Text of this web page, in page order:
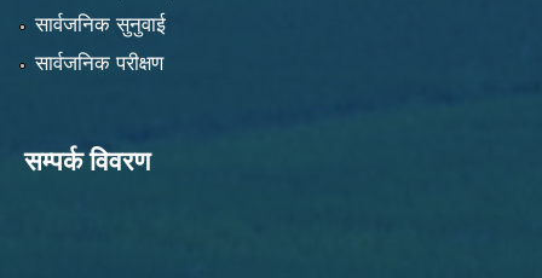
सार्वजनिक सुनुवाई
सार्वजनिक परीक्षण
सम्पर्क विवरण